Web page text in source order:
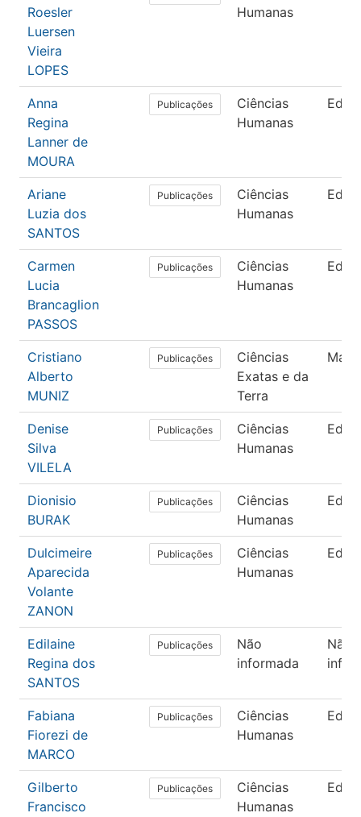
Roesler
Luersen
Vieira
LOPES
Humanas
Anna
Regina
Lanner de
MOURA
Publicações
Ciências
Humanas
Ariane
Luzia dos
SANTOS
Publicações
Ciências
Humanas
Carmen
Lucia
Brancaglion
PASSOS
Publicações
Ciências
Humanas
Cristiano
Alberto
MUNIZ
Publicações
Ciências
Exatas e da
Terra
Denise
Silva
VILELA
Publicações
Ciências
Humanas
Dionisio
BURAK
Publicações
Ciências
Humanas
Dulcimeire
Aparecida
Volante
ZANON
Publicações
Ciências
Humanas
Edilaine
Regina dos
SANTOS
Publicações
Não
informada
Não
Fabiana
Fiorezi de
MARCO
Publicações
Ciências
Humanas
Gilberto
Francisco
Publicações
Ciências
Humanas